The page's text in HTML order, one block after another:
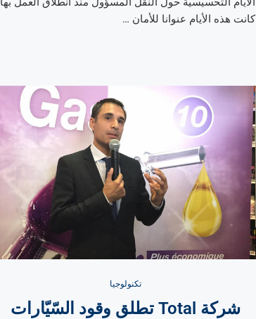
كانت هذه الأيام عنوانا للأمان …
تكنولوجيا
شركة Total تطلق وقود السّيّارات